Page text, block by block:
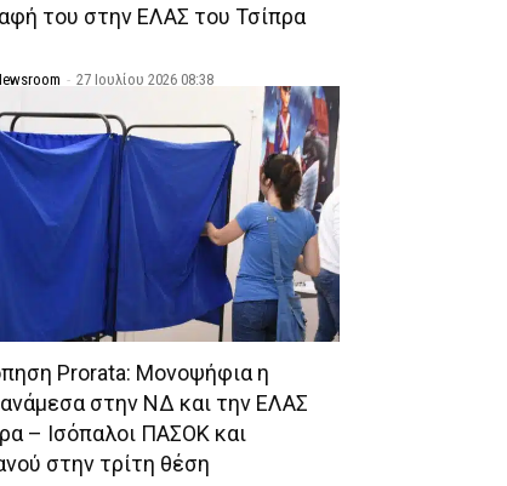
του στην ΕΛΑΣ του Τσίπρα
- 27 Ιουλίου 2026 08:38
Prorata: Μονοψήφια η
στην ΝΔ και την ΕΛΑΣ
– Ισόπαλοι ΠΑΣΟΚ και
στην τρίτη θέση